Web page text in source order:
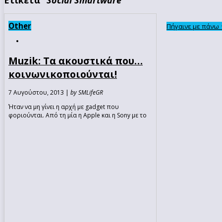
Other
Muzik: Τα ακουστικά που…
κοινωνικοποιούνται!
7 Αυγούστου, 2013 | by SMLifeGR
Ήταν να μη γίνει η αρχή με gadget που
φοριούνται. Από τη μία η Apple και η Sony με το
Πήγαινε με πάνω